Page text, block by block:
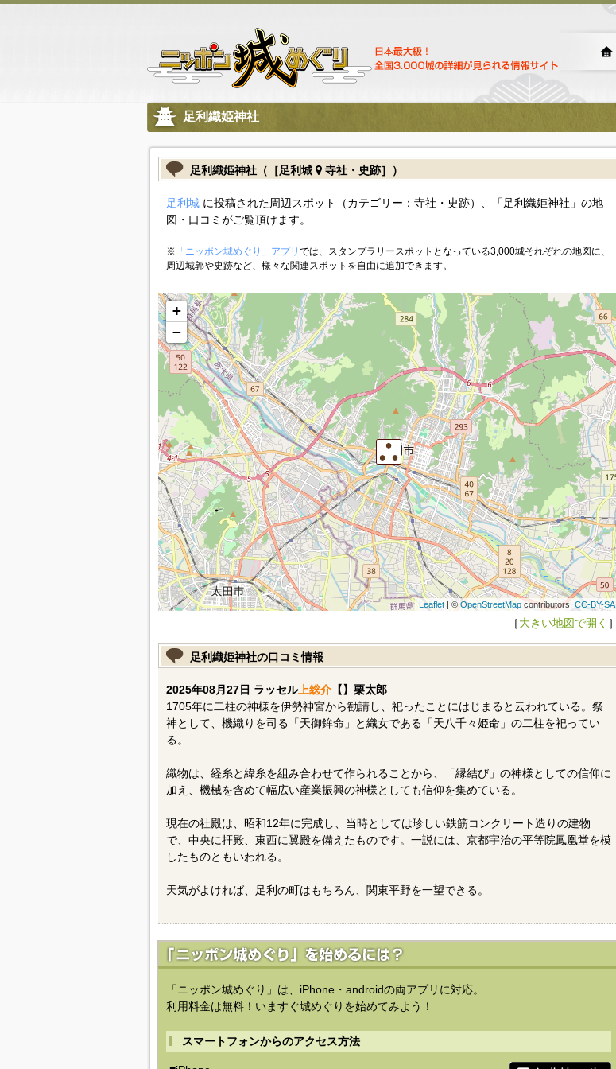
足利織姫神社
足利織姫神社（［足利城 寺社・史跡］）
足利城に投稿された周辺スポット（カテゴリー：寺社・史跡）、「足利織姫神社」の地
図・口コミがご覧頂けます。
※ 「ニッポン城めぐり」アプリ では、スタンプラリースポットとなっている3,000城それぞれの地図に、
周辺城郭や史跡など、様々な関連スポットを自由に追加できます。
+
−
Leaflet| ©OpenStreetMapcontributors, CC-BY-SA
［大きい地図で開く ］
足利織姫神社の口コミ情報
2025年08月27日 ラッセル上総介【】栗太郎
1705年に二柱の神様を伊勢神宮から勧請し、祀ったことにはじまると云われている。祭
神として、機織りを司る「天御鉾命」と織女である「天八千々姫命」の二柱を祀ってい
る。
織物は、経糸と緯糸を組み合わせて作られることから、「縁結び」の神様としての信仰に
加え、機械を含めて幅広い産業振興の神様としても信仰を集めている。
現在の社殿は、昭和12年に完成し、当時としては珍しい鉄筋コンクリート造りの建物
で、中央に拝殿、東西に翼殿を備えたものです。一説には、京都宇治の平等院鳳凰堂を模
したものともいわれる。
天気がよければ、足利の町はもちろん、関東平野を一望できる。
「ニッポン城めぐり」は、iPhone・androidの両アプリに対応。
利用料金は無料！いますぐ城めぐりを始めてみよう！
スマートフォンからのアクセス方法